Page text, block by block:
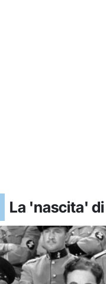
La 'nascita'